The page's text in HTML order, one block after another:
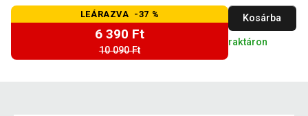
LEÁRAZVA -37 %
6 390 Ft
10 090 Ft
Kosárba
raktáron